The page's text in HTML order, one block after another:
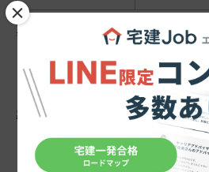
具体的な成果を求められる 「営業
ャーから離職率は高い 傾向にあり
しかし
「事務職」など成果を求
率が低め
また、
大手の不動産会社では、
×